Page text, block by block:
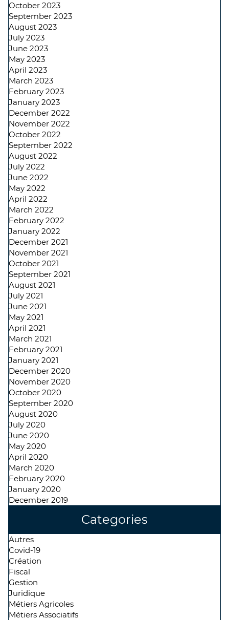
October 2023
September 2023
August 2023
July 2023
June 2023
May 2023
April 2023
March 2023
February 2023
January 2023
December 2022
November 2022
October 2022
September 2022
August 2022
July 2022
June 2022
May 2022
April 2022
March 2022
February 2022
January 2022
December 2021
November 2021
October 2021
September 2021
August 2021
July 2021
June 2021
May 2021
April 2021
March 2021
February 2021
January 2021
December 2020
November 2020
October 2020
September 2020
August 2020
July 2020
June 2020
May 2020
April 2020
March 2020
February 2020
January 2020
December 2019
Categories
Autres
Covid-19
Création
Fiscal
Gestion
Juridique
Métiers Agricoles
Métiers Associatifs